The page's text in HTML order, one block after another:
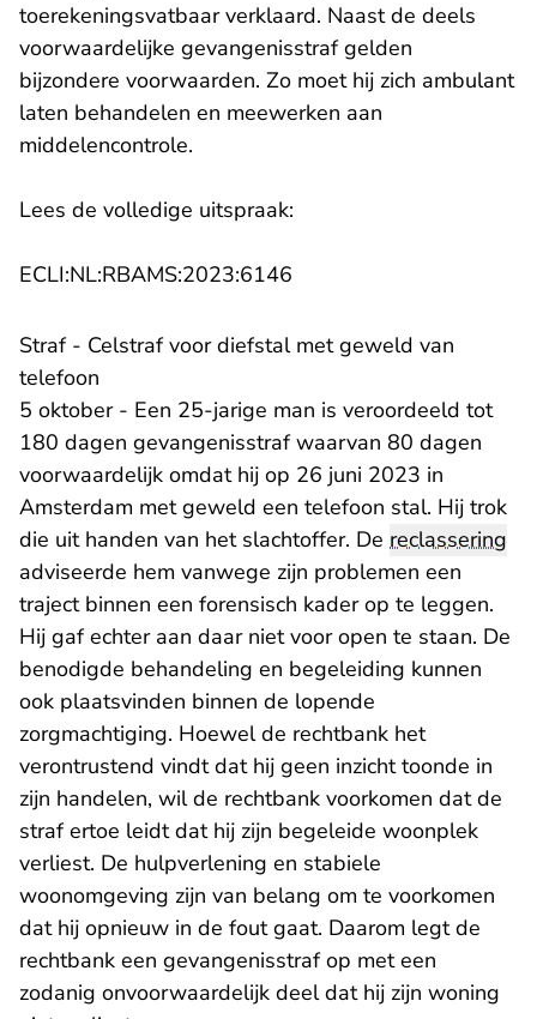
toerekeningsvatbaar verklaard. Naast de deels
voorwaardelijke gevangenisstraf gelden
bijzondere voorwaarden. Zo moet hij zich ambulant
laten behandelen en meewerken aan
middelencontrole.
Lees de volledige uitspraak:
ECLI:NL:RBAMS:2023:6146
Straf - Celstraf voor diefstal met geweld van
telefoon
5 oktober - Een 25-jarige man is veroordeeld tot
180 dagen gevangenisstraf waarvan 80 dagen
voorwaardelijk omdat hij op 26 juni 2023 in
Amsterdam met geweld een telefoon stal. Hij trok
die uit handen van het slachtoffer. De reclassering
adviseerde hem vanwege zijn problemen een
traject binnen een forensisch kader op te leggen.
Hij gaf echter aan daar niet voor open te staan. De
benodigde behandeling en begeleiding kunnen
ook plaatsvinden binnen de lopende
zorgmachtiging. Hoewel de rechtbank het
verontrustend vindt dat hij geen inzicht toonde in
zijn handelen, wil de rechtbank voorkomen dat de
straf ertoe leidt dat hij zijn begeleide woonplek
verliest. De hulpverlening en stabiele
woonomgeving zijn van belang om te voorkomen
dat hij opnieuw in de fout gaat. Daarom legt de
rechtbank een gevangenisstraf op met een
zodanig onvoorwaardelijk deel dat hij zijn woning